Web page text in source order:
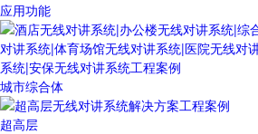
应用功能
城市综合体
超高层